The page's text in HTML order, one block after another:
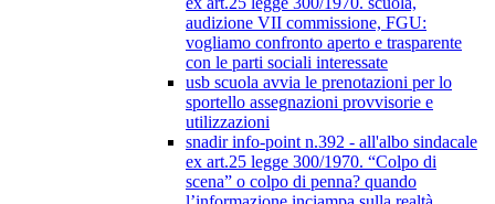
audizione VII commissione, FGU:
vogliamo confronto aperto e trasparente
con le parti sociali interessate
usb scuola avvia le prenotazioni per lo
sportello assegnazioni provvisorie e
utilizzazioni
snadir info-point n.392 - all'albo sindacale
ex art.25 legge 300/1970. “Colpo di
scena” o colpo di penna? quando